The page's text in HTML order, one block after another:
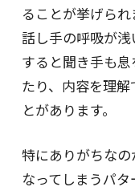
ることが挙げられ
話し手の呼吸が浅
すると聞き手も
たり、内容を理
とがあります。
特にありがちな
なってしまうパ